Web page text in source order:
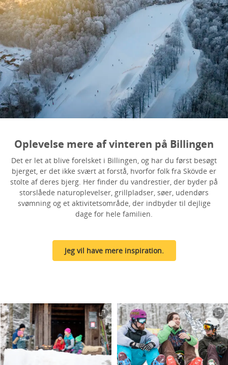
Oplevelse mere af vinteren på Billingen
Det er let at blive forelsket i Billingen, og har du først besøgt
bjerget, er det ikke svært at forstå, hvorfor folk fra Skövde er
stolte af deres bjerg. Her finder du vandrestier, der byder på
storslåede naturoplevelser, grillpladser, søer, udendørs
svømning og et aktivitetsområde, der indbyder til dejlige
dage for hele familien.
Jeg vil have mere inspiration.